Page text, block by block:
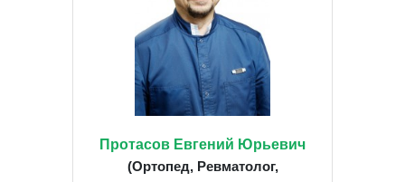
Протасов Евгений Юрьевич
(Ортопед, Ревматолог,